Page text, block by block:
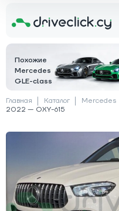
Похожие
Mercedes
GLE-class
Главная Каталог Mercedes
2022 — OXY-615